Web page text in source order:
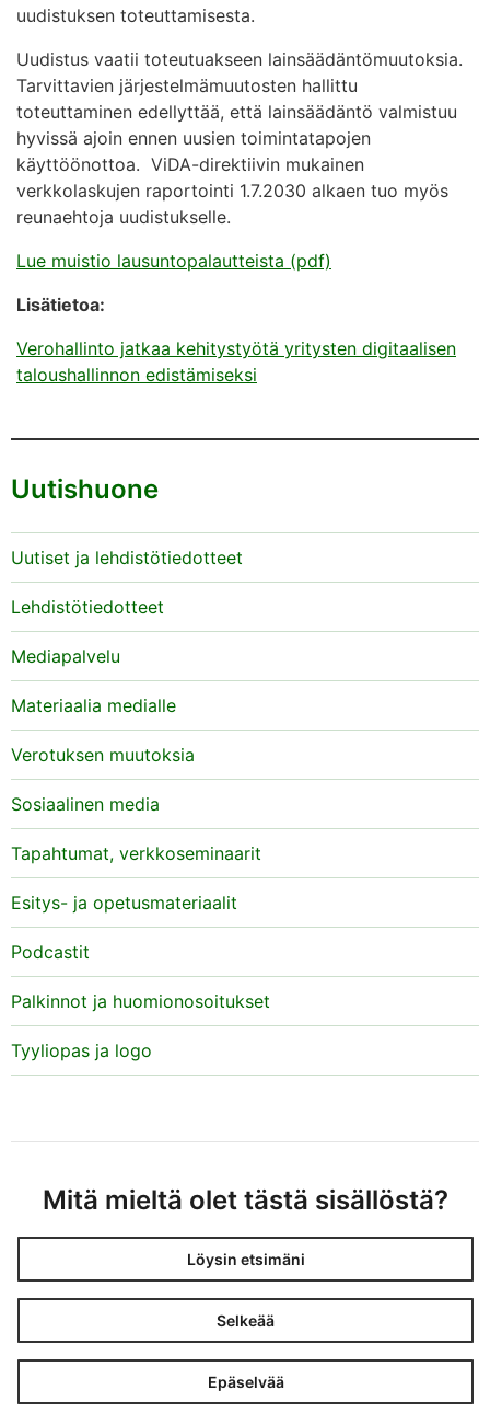
uudistuksen toteuttamisesta.
Uudistus vaatii toteutuakseen lainsäädäntömuutoksia.
Tarvittavien järjestelmämuutosten hallittu
toteuttaminen edellyttää, että lainsäädäntö valmistuu
hyvissä ajoin ennen uusien toimintatapojen
käyttöönottoa. ViDA-direktiivin mukainen
verkkolaskujen raportointi 1.7.2030 alkaen tuo myös
reunaehtoja uudistukselle.
Lue muistio lausuntopalautteista (pdf)
Lisätietoa:
Verohallinto jatkaa kehitystyötä yritysten digitaalisen
taloushallinnon edistämiseksi
Uutishuone
Uutiset ja lehdistötiedotteet
Lehdistötiedotteet
Mediapalvelu
Materiaalia medialle
Verotuksen muutoksia
Sosiaalinen media
Tapahtumat, verkkoseminaarit
Esitys- ja opetusmateriaalit
Podcastit
Palkinnot ja huomionosoitukset
Tyyliopas ja logo
Mitä mieltä olet tästä sisällöstä?
Löysin etsimäni
Selkeää
Epäselvää